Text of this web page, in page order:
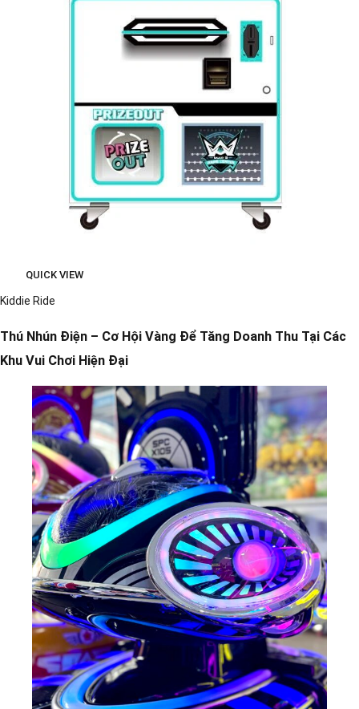
QUICK VIEW
Kiddie Ride
Thú Nhún Điện – Cơ Hội Vàng Để Tăng Doanh Thu Tại Các
Khu Vui Chơi Hiện Đại